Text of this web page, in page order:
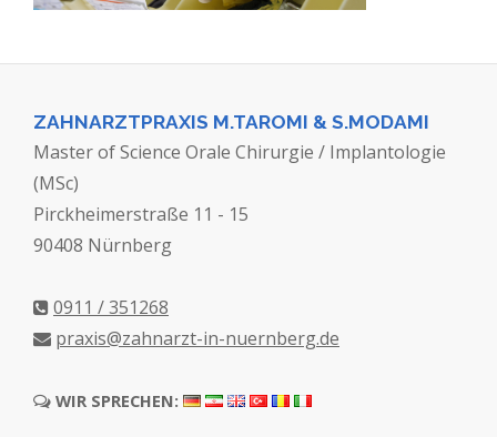
ZAHNARZTPRAXIS M.TAROMI & S.MODAMI
Master of Science Orale Chirurgie / Implantologie
(MSc)
Pirckheimerstraße 11 - 15
90408 Nürnberg
0911 / 351268
praxis@zahnarzt-in-nuernberg.de
WIR SPRECHEN: